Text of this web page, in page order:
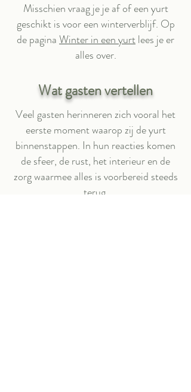
Misschien vraag je je af of een yurt
geschikt is voor een winterverblijf. Op
de paginaWinter in een yurtlees je er
alles over.
Wat gasten vertellen
Veel gasten herinneren zich vooral het
eerste moment waarop zij de yurt
binnenstappen. In hun reacties komen
de sfeer, de rust, het interieur en de
zorg waarmee alles is voorbereid steeds
terug.